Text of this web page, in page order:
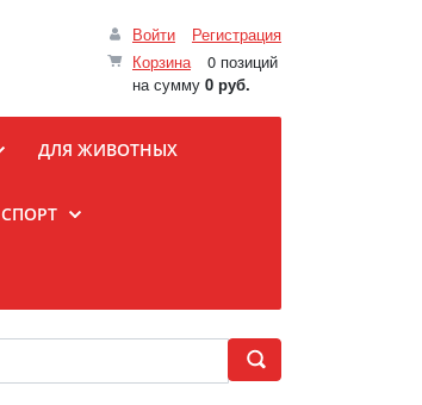
Войти
Регистрация
Корзина
0 позиций
на сумму 0 руб.
ДЛЯ ЖИВОТНЫХ
СПОРТ